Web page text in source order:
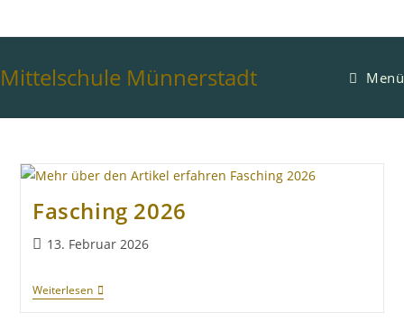
Mittelschule Münnerstadt Menü
Fasching 2026
13. Februar 2026
Weiterlesen